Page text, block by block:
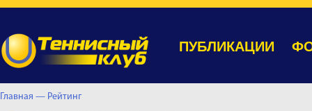
ПУБЛИКАЦИИ
Главная — Рейтинг